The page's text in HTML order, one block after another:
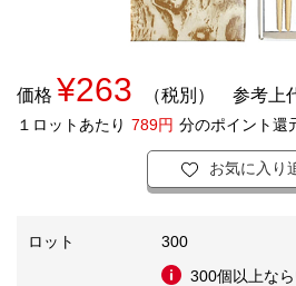
価格 ¥263 （税別） 参考上
１ロットあたり 789円 分のポイント還
お気に入り
ロット
300
300個以上な